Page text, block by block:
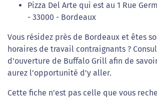
Pizza Del Arte qui est au 1 Rue
- 33000 - Bordeaux
Vous résidez près de Bordeaux et êtes
horaires de travail contraignants ?
d'ouverture de Buffalo Grill afin de
aurez l'opportunité d'y aller.
Cette fiche n'est pas celle que vous